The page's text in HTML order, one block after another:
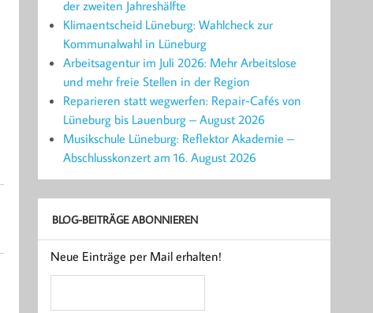
der zweiten Jahreshälfte
Klimaentscheid Lüneburg: Wahlcheck zur
Kommunalwahl in Lüneburg
Arbeitsagentur im Juli 2026: Mehr Arbeitslose
und mehr freie Stellen in der Region
Reparieren statt wegwerfen: Repair-Cafés von
Lüneburg bis Lauenburg – August 2026
Musikschule Lüneburg: Reflektor Akademie –
Abschlusskonzert am 16. August 2026
BLOG-BEITRÄGE ABONNIEREN
Neue Einträge per Mail erhalten!